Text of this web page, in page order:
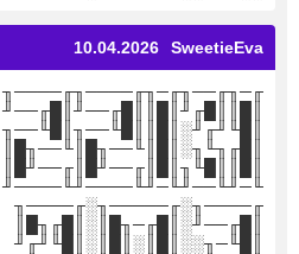
SweetieEva
10.04.2026
╓─╖╓──╖╓─╖╓────╖╓────╖
║█║║█╓╜║█║║█╓──╜║█╓──╜
║█╙╜╓╜░║█║║█╙──╖║█╙──╖
║█╓╖╙╖░║█║╙──╖█║╙──╖█║
║█║║█╙╖║█║╓──╜█║╓──╜█║
╙─╜╙──╜╙─╜╙────╜╙────╜
╓────╖░╓─────╖░╓────╖
║█╓──╜░║█╓─╖█║░║█╓╖█║
║█╙─╖░░║█║░║█║░║█╙╜╓╜